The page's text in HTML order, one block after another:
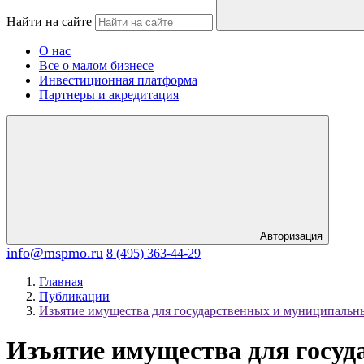
Найти на сайте
О нас
Все о малом бизнесе
Инвестиционная платформа
Партнеры и акредитация
Авторизация
info@mspmo.ru 8 (495) 363-44-29
Главная
Публикации
Изъятие имущества для государственных и
Изъятие имущества для